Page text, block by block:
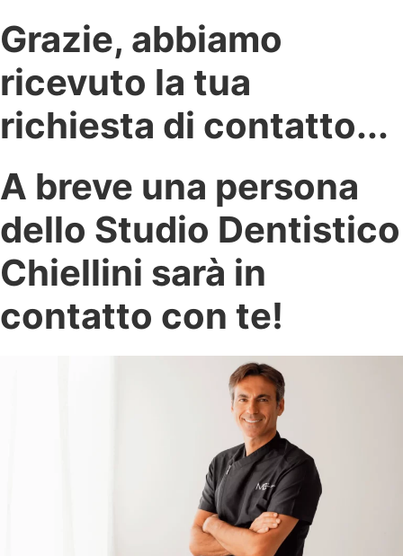
Grazie, abbiamo
ricevuto la tua
richiesta di contatto...
A breve una persona
dello Studio Dentistico
Chiellini sarà in
contatto con te!